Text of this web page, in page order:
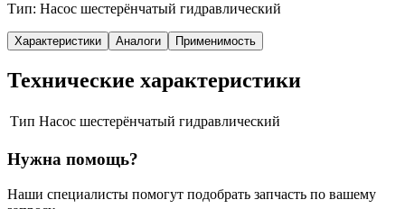
Тип: Насос шестерёнчатый гидравлический
Характеристики Аналоги Применимость
Технические характеристики
Тип Насос шестерёнчатый гидравлический
Нужна помощь?
Наши специалисты помогут подобрать запчасть по вашему